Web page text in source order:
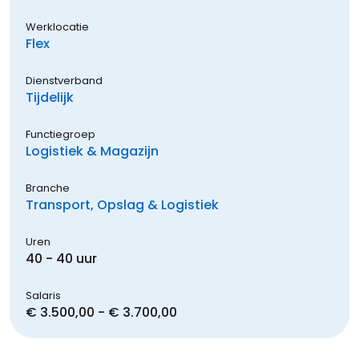
Werklocatie
Flex
Dienstverband
Tijdelijk
Functiegroep
Logistiek & Magazijn
Branche
Transport, Opslag & Logistiek
Uren
40 - 40 uur
Salaris
€ 3.500,00 - € 3.700,00